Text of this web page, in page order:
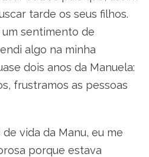
tarde os seus filhos.
sentimento de
algo na minha
dois anos da Manuela:
frustramos as pessoas
vida da Manu, eu me
porque estava